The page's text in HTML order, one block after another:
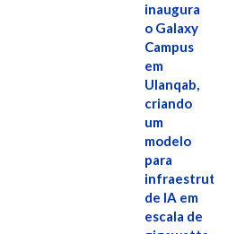
inaugura
o Galaxy
Campus
em
Ulanqab,
criando
um
modelo
para
infraestrutura
de IA em
escala de